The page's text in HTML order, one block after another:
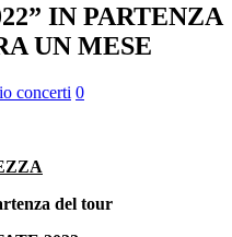
IN PARTENZA
UN MESE
concerti 0
del tour